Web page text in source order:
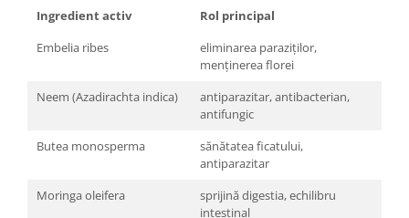
Ingredient activ
Rol principal
Embelia ribes
eliminarea paraziților,
menținerea florei
Neem (Azadirachta indica)
antiparazitar, antibacterian,
antifungic
Butea monosperma
sănătatea ficatului,
antiparazitar
Moringa oleifera
sprijină digestia, echilibru
intestinal